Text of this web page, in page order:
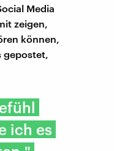
Media
zeigen,
können,
gepostet,
ich es